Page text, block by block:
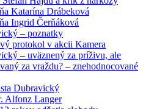
Katarína Drábeková
Ingrid Čerňáková
– poznatky
protokol v akcii Kamera
– uväznený za príživu, ale
za vraždu? – znehodnocované
Dubravický
Alfonz Langer